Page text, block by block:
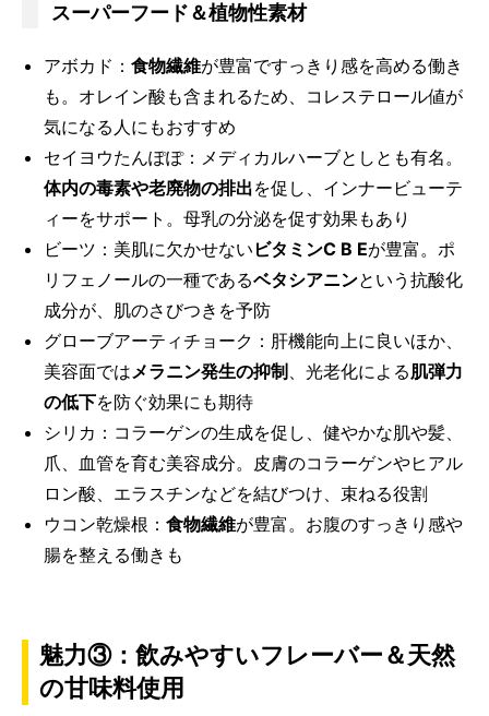
スーパーフード＆植物性素材
アボカド： 食物繊維が豊富ですっきり感を高める働き
も。オレイン酸も含まれるため、コレステロール値が
気になる人にもおすすめ
セイヨウたんぽぽ：メディカルハーブとしとも有名。
体内の毒素や老廃物の排出を促し、インナービューテ
ィーをサポート。母乳の分泌を促す効果もあり
ビーツ：美肌に欠かせない ビタミンC B Eが豊富。ポ
リフェノールの一種であるベタシアニンという抗酸化
成分が、肌のさびつきを予防
グローブアーティチョーク：肝機能向上に良いほか、
美容面では メラニン発生の抑制 、光老化による肌弾力
の低下を防ぐ効果にも期待
シリカ：コラーゲンの生成を促し、健やかな肌や髪、
爪、血管を育む美容成分。皮膚のコラーゲンやヒアル
ロン酸、エラスチンなどを結びつけ、束ねる役割
ウコン乾燥根： 食物繊維が豊富。お腹のすっきり感や
腸を整える働きも
魅力③：飲みやすいフレーバー＆天然
の甘味料使用